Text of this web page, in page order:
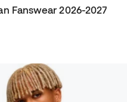
Fanswear 2026-2027